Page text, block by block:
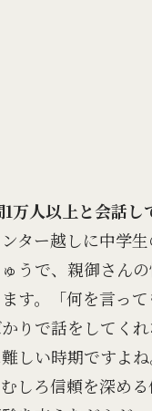
万人以上と会話し
ター越しに中学生
うで、親御さん
す。「何を言っ
かりで話をしてく
しい時期ですよ
しろ信頼を深め